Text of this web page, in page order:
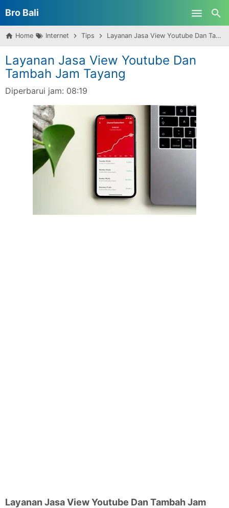
Bro Bali
Home Internet Tips Layanan Jasa View Youtube Dan Tambah Jam Tayang
Layanan Jasa View Youtube Dan
Tambah Jam Tayang
Diperbarui jam: 08:19
Layanan Jasa View Youtube Dan Tambah Jam